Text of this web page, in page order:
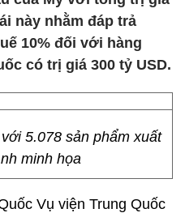
này nhằm đáp trả
10% đối với hàng
có trị giá 300 tỷ USD.
5.078 sản phẩm xuất
minh họa
Vụ viện Trung Quốc